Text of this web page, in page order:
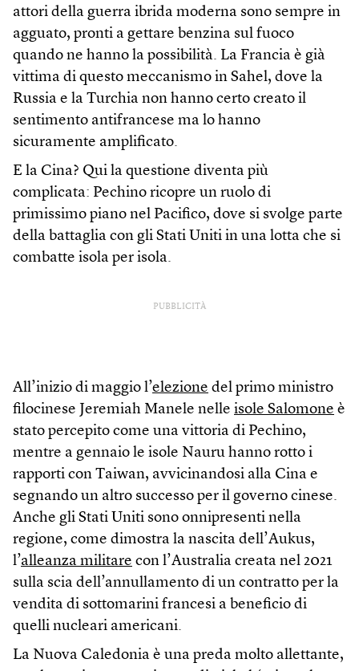
attori della guerra ibrida moderna sono sempre in
agguato, pronti a gettare benzina sul fuoco
quando ne hanno la possibilità. La Francia è già
vittima di questo meccanismo in Sahel, dove la
Russia e la Turchia non hanno certo creato il
sentimento antifrancese ma lo hanno
sicuramente amplificato.
E la Cina? Qui la questione diventa più
complicata: Pechino ricopre un ruolo di
primissimo piano nel Pacifico, dove si svolge parte
della battaglia con gli Stati Uniti in una lotta che si
combatte isola per isola.
PUBBLICITÀ
All’inizio di maggio l’elezione del primo ministro
filocinese Jeremiah Manele nelle isole Salomone è
stato percepito come una vittoria di Pechino,
mentre a gennaio le isole Nauru hanno rotto i
rapporti con Taiwan, avvicinandosi alla Cina e
segnando un altro successo per il governo cinese.
Anche gli Stati Uniti sono onnipresenti nella
regione, come dimostra la nascita dell’Aukus,
l’alleanza militare con l’Australia creata nel 2021
sulla scia dell’annullamento di un contratto per la
vendita di sottomarini francesi a beneficio di
quelli nucleari americani.
La Nuova Caledonia è una preda molto allettante,